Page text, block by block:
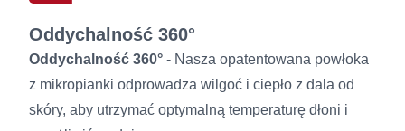
Oddychalność 360°
Oddychalność 360° - Nasza opatentowana powłoka
z mikropianki odprowadza wilgoć i ciepło z dala od
skóry, aby utrzymać optymalną temperaturę dłoni i